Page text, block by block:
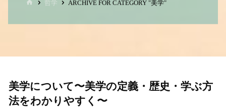
学・
文化
学）
を
志
す
ホ
哲学 ARCHIVE FOR CATEGORY "美学"
美学について〜美学の定義・歴史・学ぶ方
法をわかりやすく〜